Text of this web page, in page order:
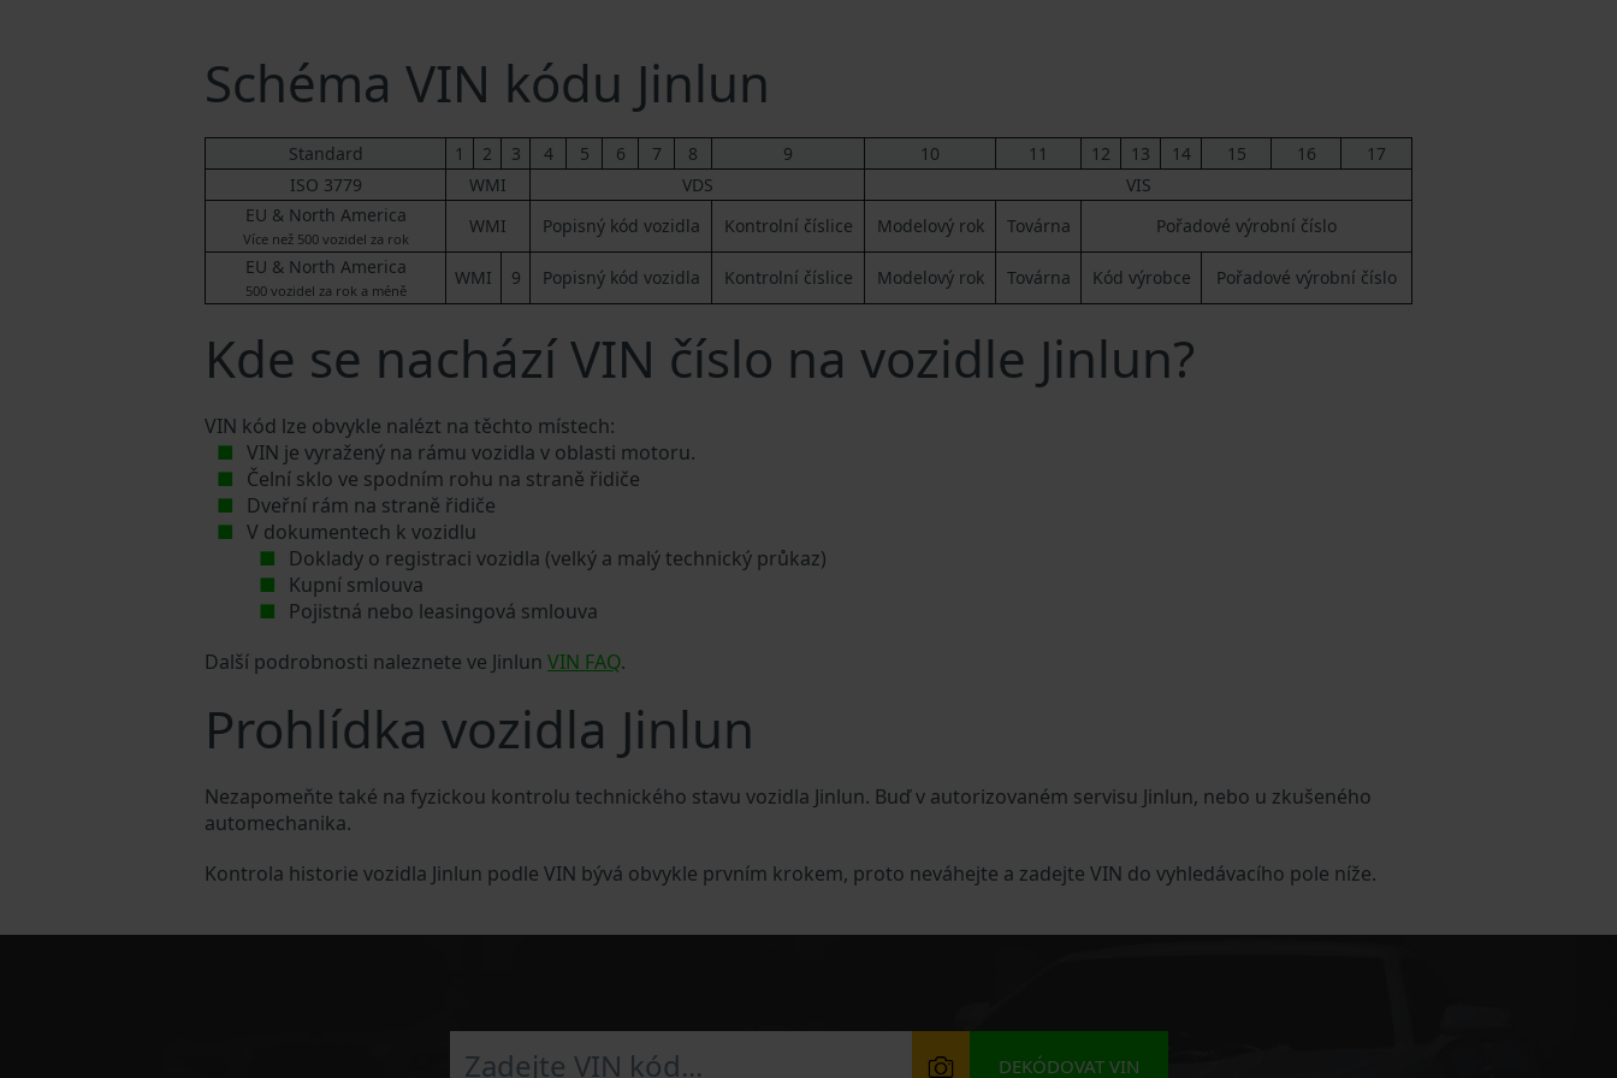
Schéma VIN kódu Jinlun
Standard 1 2 3 4 5 6 7 8 9 10 11 12 13 14 15 16
17
ISO 3779
WMI VDS
VIS
EU & North America
Více než 500 vozidel za rok
WMI Popisný kód vozidla Kontrolní číslice Modelový rok Továrna
Pořadové výrobní číslo
EU & North America
500 vozidel za rok a méně
WMI 9 Popisný kód vozidla Kontrolní číslice Modelový rok Továrna Kód výrobce Pořadové výrobní číslo
Kde se nachází VIN číslo na vozidle Jinlun?
VIN kód lze obvykle nalézt na těchto místech:
VIN je vyražený na rámu vozidla v oblasti motoru.
Čelní sklo ve spodním rohu na straně řidiče
Dveřní rám na straně řidiče
V dokumentech k vozidlu
Doklady o registraci vozidla (velký a malý technický průkaz)
Kupní smlouva
Pojistná nebo leasingová smlouva
Další podrobnosti naleznete ve Jinlun VIN FAQ.
Prohlídka vozidla Jinlun
Nezapomeňte také na fyzickou kontrolu technického stavu vozidla Jinlun. Buď v autorizovaném servisu Jinlun, nebo u zkušeného
automechanika.
Kontrola historie vozidla Jinlun podle VIN bývá obvykle prvním krokem, proto neváhejte a zadejte VIN do vyhledávacího pole níže.
DEKÓDOVAT VIN